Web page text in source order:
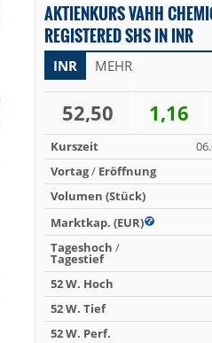
AKTIENKURS VAHH
REGISTERED SHS IN INR
INR MEHR
52,50 1,16
Kurszeit
Vortag/ Eröffnung
Volumen (Stück)
Marktkap. (EUR)
Tageshoch /
Tagestief
52 W. Hoch
52 W. Tief
52 W. Perf.